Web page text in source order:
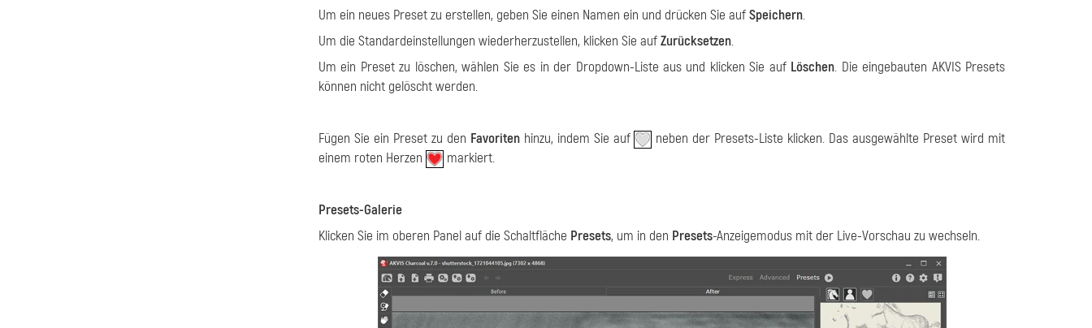
Um ein neues Preset zu erstellen, geben Sie einen Namen ein und drücken Sie aufSpeichern.
Um die Standardeinstellungen wiederherzustellen, klicken Sie aufZurücksetzen.
Um ein Preset zu löschen, wählen Sie es in der Dropdown-Liste aus und klicken Sie auf Löschen. Die eingebauten AKVIS Presets
können nicht gelöscht werden.
Fügen Sie ein Preset zu den Favoritenhinzu, indem Sie auf
neben der Presets-Liste klicken. Das ausgewählte Preset wird mit
einem roten Herzen
markiert.
Presets-Galerie
Klicken Sie im oberen Panel auf die Schaltfläche Presets, um in den Presets-Anzeigemodus mit der Live-Vorschau zu wechseln.